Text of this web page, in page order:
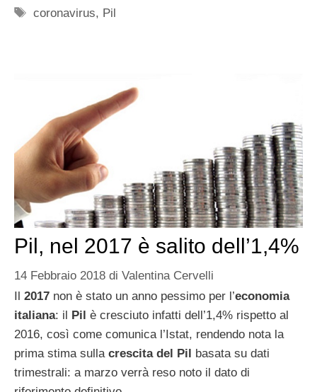
Tag
coronavirus, Pil
Pil, nel 2017 è salito dell’1,4%
14 Febbraio 2018 di Valentina Cervelli
Il 2017 non è stato un anno pessimo per l’economia
italiana: il Pil è cresciuto infatti dell’1,4% rispetto al
2016, così come comunica l’Istat, rendendo nota la
prima stima sulla crescita del Pil basata su dati
trimestrali: a marzo verrà reso noto il dato di